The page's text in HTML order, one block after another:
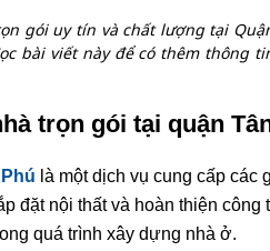
gói uy tín và chất lượng tại
bài viết này để có thêm thông
trọn gói tại quận
là một dịch vụ cung cấp
đặt nội thất và hoàn thiện
quá trình xây dựng nhà ở.